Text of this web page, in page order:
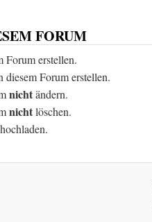
FORUM
Forum erstellen.
Forum erstellen.
nichtändern.
nichtlöschen.